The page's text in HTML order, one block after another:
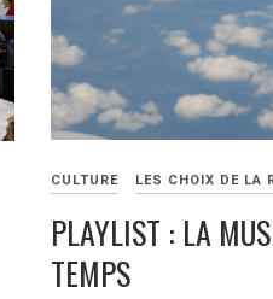
CULTURE LES CHOIX DE LA
PLAYLIST : LA
TEMPS